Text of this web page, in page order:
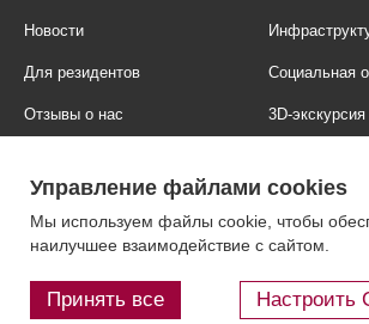
Новости
Для резидентов Социальная
Отзывы о нас 3D-экскурсия
Контакты Блог
Управление файлами cookies
Мы используем файлы cookie, чтобы
наилучшее взаимодействие с сайтом.
Принять все Настроить